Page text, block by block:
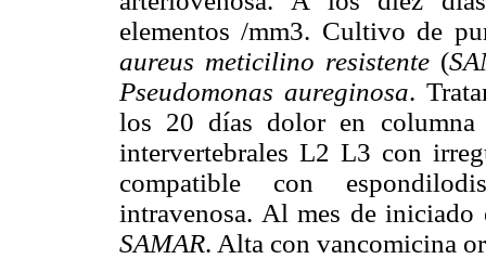
elementos /mm3. Cultivo de
aureus meticilino resistente (
Pseudomonas aureginosa.
los 20 días dolor en columna
intervertebrales L2 L3 con
compatible con
intravenosa. Al mes de
SAMAR. Alta con vancomicina